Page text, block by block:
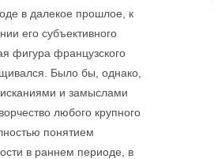
в далекое прошлое, к
его субъективного
фигура французского
Было бы, однако,
и замыслами
любого крупного
понятием
в раннем периоде, в